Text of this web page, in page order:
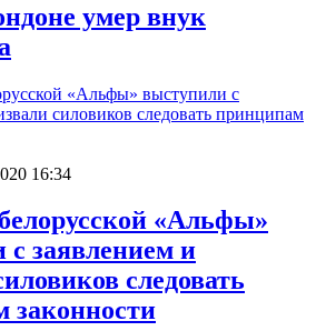
умер внук
16:34
«Альфы»
с заявлением и
следовать
законности